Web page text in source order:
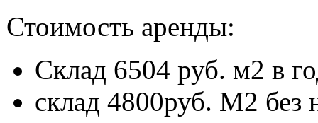
Стоимость аренды:
Склад 6504 руб. м2 в
склад 4800руб. М2 без